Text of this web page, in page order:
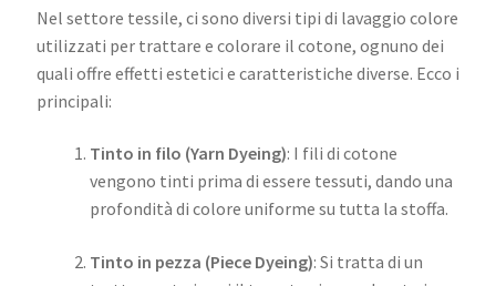
Nel settore tessile, ci sono diversi tipi di lavaggio colore
utilizzati per trattare e colorare il cotone, ognuno dei
quali offre effetti estetici e caratteristiche diverse. Ecco i
principali:
Tinto in filo (Yarn Dyeing): I fili di cotone
vengono tinti prima di essere tessuti, dando una
profondità di colore uniforme su tutta la stoffa.
Tinto in pezza (Piece Dyeing): Si tratta di un